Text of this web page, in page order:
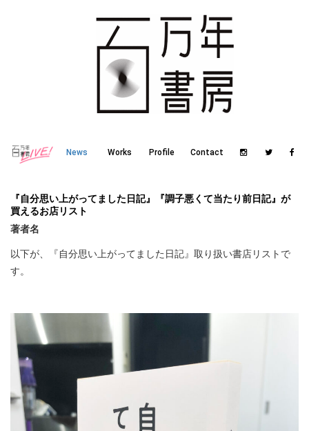
News Works Profile Contact
『自分思い上がってました日記』『調子悪くて当たり前日記』が
買えるお店リスト
著者名
以下が、『自分思い上がってました日記』取り扱い書店リストで
す。